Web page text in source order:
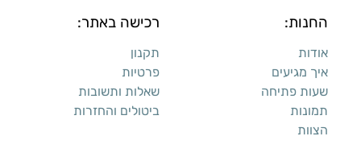
החנות:
אודות
איך מגיעים
שעות פתיחה
תמונות
הצוות
רכישה באתר:
תקנון
פרטיות
שאלות ותשובות
ביטולים והחזרות